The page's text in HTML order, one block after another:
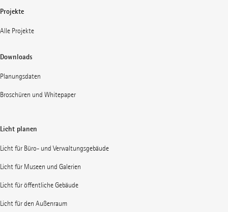
Projekte
Alle Projekte
Downloads
Planungsdaten
Broschüren und Whitepaper
Licht planen
Licht für Büro- und Verwaltungsgebäude
Licht für Museen und Galerien
Licht für öffentliche Gebäude
Licht für den Außenraum